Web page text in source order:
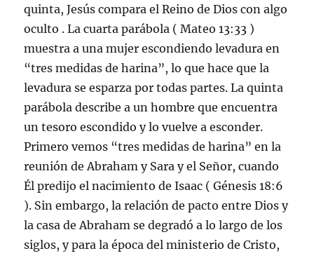
quinta, Jesús compara el Reino de Dios con algo
oculto . La cuarta parábola ( Mateo 13:33 )
muestra a una mujer escondiendo levadura en
“tres medidas de harina”, lo que hace que la
levadura se esparza por todas partes. La quinta
parábola describe a un hombre que encuentra
un tesoro escondido y lo vuelve a esconder.
Primero vemos “tres medidas de harina” en la
reunión de Abraham y Sara y el Señor, cuando
Él predijo el nacimiento de Isaac ( Génesis 18:6
). Sin embargo, la relación de pacto entre Dios y
la casa de Abraham se degradó a lo largo de los
siglos, y para la época del ministerio de Cristo,